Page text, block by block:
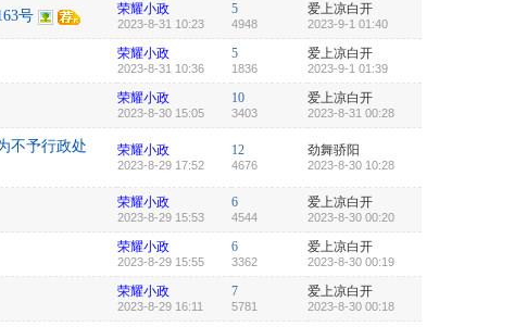
号 荣耀小政
2023-8-31 10:23
5
4948
爱上凉白开
2023-9-1 01:40
荣耀小政
2023-8-31 10:36
5
1836
爱上凉白开
2023-9-1 01:39
荣耀小政
2023-8-30 15:05
10
3403
爱上凉白开
2023-8-31 00:28
不予行政处
荣耀小政
2023-8-29 17:52
12
4676
劲舞骄阳
2023-8-30 10:28
荣耀小政
2023-8-29 15:53
6
4544
爱上凉白开
2023-8-30 00:20
荣耀小政
2023-8-29 15:55
6
3362
爱上凉白开
2023-8-30 00:19
荣耀小政
2023-8-29 16:11
7
5781
爱上凉白开
2023-8-30 00:18